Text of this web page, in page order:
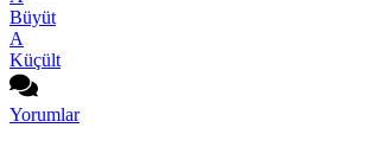
Büyüt
A
Küçült
Yorumlar